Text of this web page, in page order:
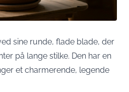
sine runde, flade blade, der
på lange stilke. Den har en
et charmerende, legende